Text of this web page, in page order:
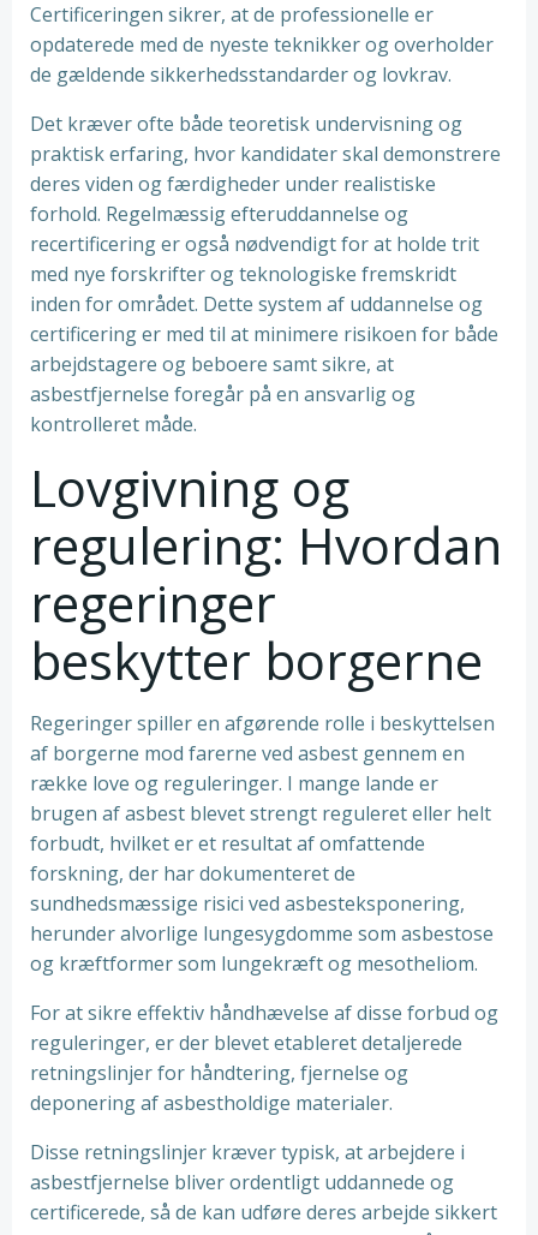
Certificeringen sikrer, at de professionelle er
opdaterede med de nyeste teknikker og overholder
de gældende sikkerhedsstandarder og lovkrav.
Det kræver ofte både teoretisk undervisning og
praktisk erfaring, hvor kandidater skal demonstrere
deres viden og færdigheder under realistiske
forhold. Regelmæssig efteruddannelse og
recertificering er også nødvendigt for at holde trit
med nye forskrifter og teknologiske fremskridt
inden for området. Dette system af uddannelse og
certificering er med til at minimere risikoen for både
arbejdstagere og beboere samt sikre, at
asbestfjernelse foregår på en ansvarlig og
kontrolleret måde.
Lovgivning og
regulering: Hvordan
regeringer
beskytter borgerne
Regeringer spiller en afgørende rolle i beskyttelsen
af borgerne mod farerne ved asbest gennem en
række love og reguleringer. I mange lande er
brugen af asbest blevet strengt reguleret eller helt
forbudt, hvilket er et resultat af omfattende
forskning, der har dokumenteret de
sundhedsmæssige risici ved asbesteksponering,
herunder alvorlige lungesygdomme som asbestose
og kræftformer som lungekræft og mesotheliom.
For at sikre effektiv håndhævelse af disse forbud og
reguleringer, er der blevet etableret detaljerede
retningslinjer for håndtering, fjernelse og
deponering af asbestholdige materialer.
Disse retningslinjer kræver typisk, at arbejdere i
asbestfjernelse bliver ordentligt uddannede og
certificerede, så de kan udføre deres arbejde sikkert